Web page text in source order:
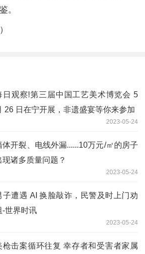
。
日观察!第三届中国工艺美术博览会 5
26 日在宁开展，非遗盛宴等你来参加
2023-05-24
体开裂、电线外漏......10万元/㎡的房子
现诸多质量问题？
2023-05-24
子遭遇 AI 换脸敲诈，民警及时上门劝
-世界时讯
2023-05-24
枪击案循环往复 幸存者和受害者家属